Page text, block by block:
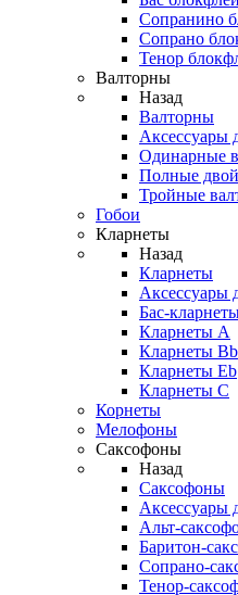
Сопранино
Сопрано
Тенор
Валторны
Назад
Валторны
Аксессуары
Одинарные
Полные
Тройные
Гобои
Кларнеты
Назад
Кларнеты
Аксессуары
Бас-
Кларнеты A
Кларнеты Bb
Кларнеты Eb
Кларнеты С
Корнеты
Мелофоны
Саксофоны
Назад
Саксофоны
Аксессуары
Альт-
Баритон-
Сопрано-
Тенор-